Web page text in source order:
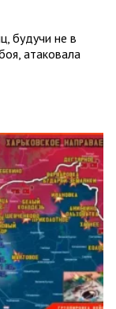
будучи не в
атаковала